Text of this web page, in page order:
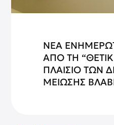
ΝΕΑ
ΑΠΟ ΤΗ
ΠΛΑΙΣΙΟ ΤΩΝ
ΜΕΙΩΣΗΣ